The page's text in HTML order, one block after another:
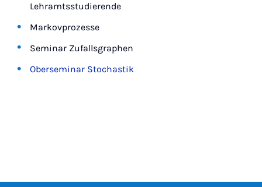
Lehramtsstudierende
Markovprozesse
Seminar Zufallsgraphen
Oberseminar Stochastik